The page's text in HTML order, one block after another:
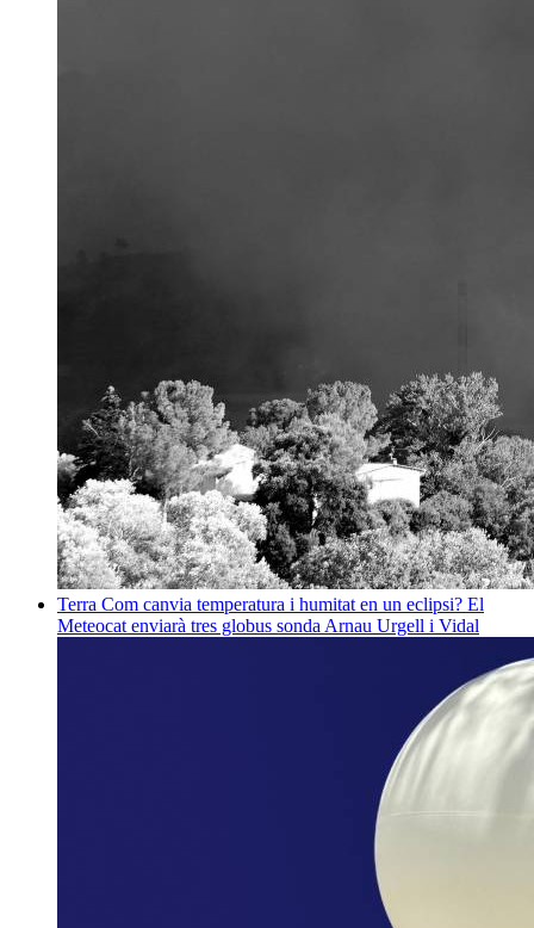
Terra Com canvia temperatura i humitat en un eclipsi? El
Meteocat enviarà tres globus sonda Arnau Urgell i Vidal